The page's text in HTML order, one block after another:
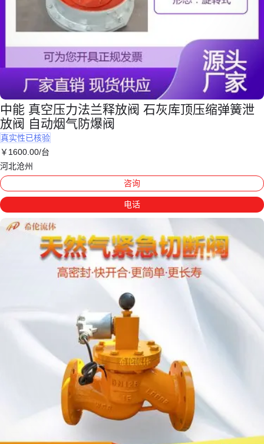
中能 真空压力法兰释放阀 石灰库顶压缩弹簧泄
放阀 自动烟气防爆阀
真实性已核验
￥ 1600 .00/台
河北沧州
咨询
电话